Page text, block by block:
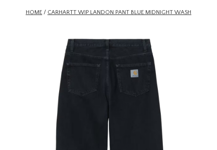
NIEUWHOME / CARHARTT WIP LANDON PANT BLUE MIDNIGHT WASH